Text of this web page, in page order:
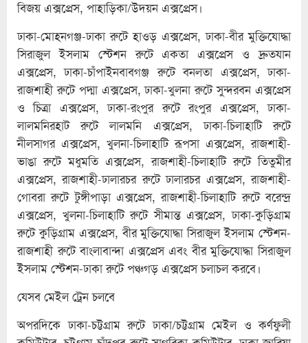
বিজয় এক্সপ্রেস, পাহাড়িকা/উদয়ন এক্সপ্রেস।
ঢাকা-মোহনগঞ্জ-ঢাকা রুটে হাওড় এক্সপ্রেস, ঢাকা-বীর মুক্তিযোদ্ধা
সিরাজুল ইসলাম স্টেশন রুটে একতা এক্সপ্রেস ও দ্রুতযান
এক্সপ্রেস, ঢাকা-চাঁপাইনবাবগঞ্জ রুটে বনলতা এক্সপ্রেস, ঢাকা-
রাজশাহী রুটে পদ্মা এক্সপ্রেস, ঢাকা-খুলনা রুটে সুন্দরবন এক্সপ্রেস
ও চিত্রা এক্সপ্রেস, ঢাকা-রংপুর রুটে রংপুর এক্সপ্রেস, ঢাকা-
লালমনিরহাট রুটে লালমনি এক্সপ্রেস, ঢাকা-চিলাহাটি রুটে
নীলসাগর এক্সপ্রেস, খুলনা-চিলাহাটি রূপসা এক্সপ্রেস, রাজশাহী-
ভাঙা রুটে মধুমতি এক্সপ্রেস, রাজশাহী-চিলাহাটি রুটে তিতুমীর
এক্সপ্রেস, রাজশাহী-ঢালারচর রুটে ঢালারচর এক্সপ্রেস, রাজশাহী-
গোবরা রুটে টুঙ্গীপাড়া এক্সপ্রেস, রাজশাহী-চিলাহাটি রুটে বরেন্দ্র
এক্সপ্রেস, খুলনা-চিলাহাটি রুটে সীমান্ত এক্সপ্রেস, ঢাকা-কুড়িগ্রাম
রুটে কুড়িগ্রাম এক্সপ্রেস, বীর মুক্তিযোদ্ধা সিরাজুল ইসলাম স্টেশন-
রাজশাহী রুটে বাংলাবান্দা এক্সপ্রেস এবং বীর মুক্তিযোদ্ধা সিরাজুল
ইসলাম স্টেশন-ঢাকা রুটে পঞ্চগড় এক্সপ্রেস চলাচল করবে।
যেসব মেইল ট্রেন চলবে
অপরদিকে ঢাকা-চট্টগ্রাম রুটে ঢাকা/চট্টগ্রাম মেইল ও কর্ণফুলী